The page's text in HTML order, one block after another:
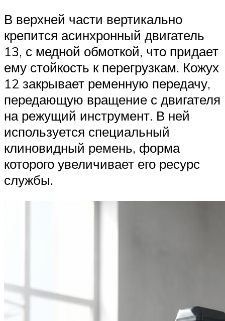
В верхней части вертикально
крепится асинхронный двигатель
13, с медной обмоткой, что придает
ему стойкость к перегрузкам. Кожух
12 закрывает ременную передачу,
передающую вращение с двигателя
на режущий инструмент. В ней
используется специальный
клиновидный ремень, форма
которого увеличивает его ресурс
службы.